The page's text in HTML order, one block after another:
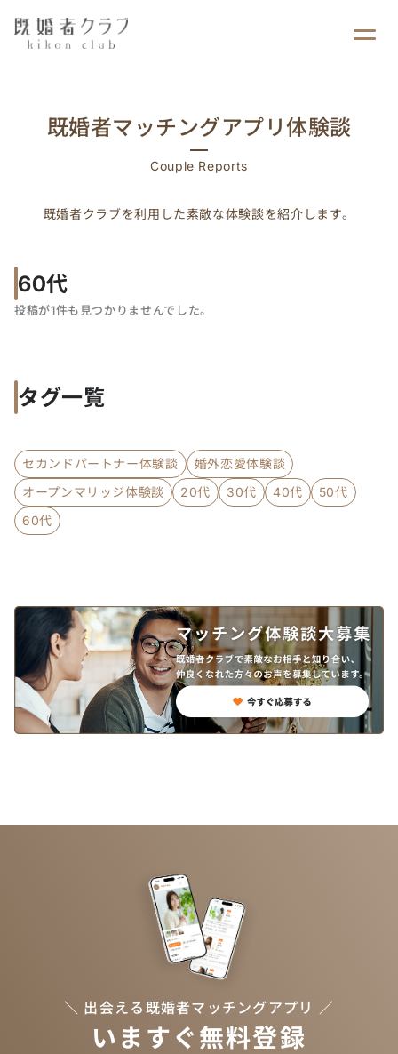
既婚者マッチングアプリ体験談
Couple Reports
既婚者クラブを利用した素敵な体験談を紹介します。
60代
投稿が1件も見つかりませんでした。
タグ一覧
セカンドパートナー体験談
婚外恋愛体験談
オープンマリッジ体験談
20代 30代 40代
50代
60代
＼ 出会える既婚者マッチングアプリ ／
いますぐ無料登録